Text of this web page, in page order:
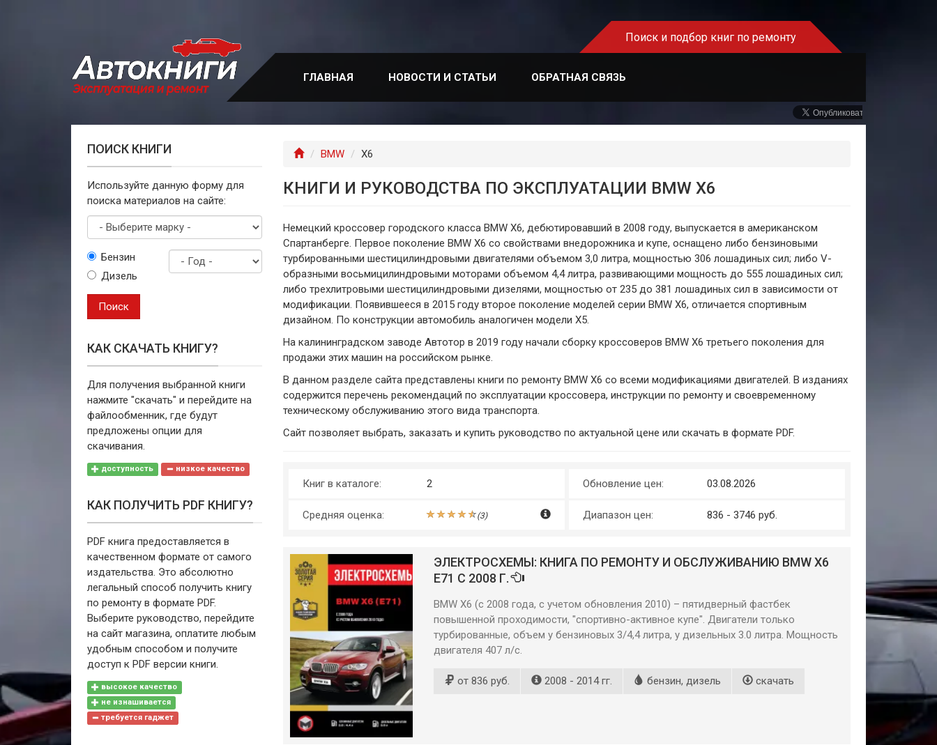
Поиск и подбор книг по ремонту
ГЛАВНАЯ НОВОСТИ И СТАТЬИ ОБРАТНАЯ СВЯЗЬ
Главная
BMW X6
КНИГИ И РУКОВОДСТВА ПО ЭКСПЛУАТАЦИИ BMW X6
Немецкий кроссовер городского класса BMW X6, дебютировавший в 2008 году, выпускается в американском
Спартанберге. Первое поколение BMW X6 со свойствами внедорожника и купе, оснащено либо бензиновыми
турбированными шестицилиндровыми двигателями объемом 3,0 литра, мощностью 306 лошадиных сил; либо V-
образными восьмицилиндровыми моторами объемом 4,4 литра, развивающими мощность до 555 лошадиных сил;
либо трехлитровыми шестицилиндровыми дизелями, мощностью от 235 до 381 лошадиных сил в зависимости от
модификации. Появившееся в 2015 году второе поколение моделей серии BMW X6, отличается спортивным
дизайном. По конструкции автомобиль аналогичен модели X5.
На калининградском заводе Автотор в 2019 году начали сборку кроссоверов BMW X6 третьего поколения для
продажи этих машин на российском рынке.
В данном разделе сайта представлены книги по ремонту BMW X6 со всеми модификациями двигателей. В изданиях
содержится перечень рекомендаций по эксплуатации кроссовера, инструкции по ремонту и своевременному
техническому обслуживанию этого вида транспорта.
Сайт позволяет выбрать, заказать и купить руководство по актуальной цене или скачать в формате PDF.
Книг в каталоге: 2 Обновление цен: 03.08.2026
Средняя оценка: (3) Диапазон цен: 836 - 3746 руб.
ЭЛЕКТРОСХЕМЫ: КНИГА ПО РЕМОНТУ И ОБСЛУЖИВАНИЮ BMW X6
E71 С 2008 Г.
BMW X6 (с 2008 года, с учетом обновления 2010) – пятидверный фастбек
повышенной проходимости, "спортивно-активное купе". Двигатели только
турбированные, объем у бензиновых 3/4,4 литра, у дизельных 3.0 литра. Мощность
двигателя 407 л/с.
от 836 руб. 2008 - 2014 гг. бензин, дизель скачать
ПОИСК КНИГИ
Используйте данную форму для
поиска материалов на сайте:
маркуБензин
Дизель
Поиск
КАК СКАЧАТЬ КНИГУ?
Для получения выбранной книги
нажмите "скачать" и перейдите на
файлообменник, где будут
предложены опции для
скачивания.
доступность низкое качество
КАК ПОЛУЧИТЬ PDF КНИГУ?
PDF книга предоставляется в
качественном формате от самого
издательства. Это абсолютно
легальный способ получить книгу
по ремонту в формате PDF.
Выберите руководство, перейдите
на сайт магазина, оплатите любым
удобным способом и получите
доступ к PDF версии книги.
высокое качество
не изнашивается
требуется гаджет